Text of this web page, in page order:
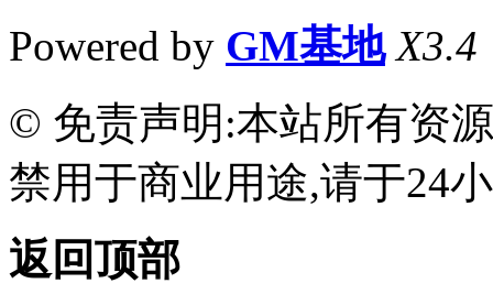
Powered by GM基地 X3.4
© 免责声明:本站所有资
禁用于商业用途,请于24
返回顶部